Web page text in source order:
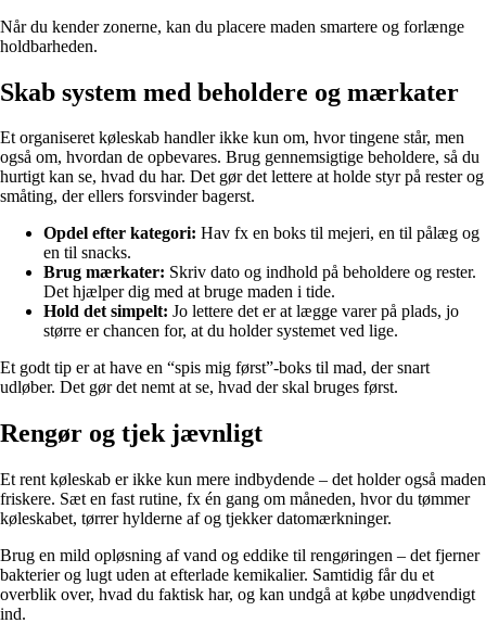
Når du kender zonerne, kan du placere maden smartere og forlænge
holdbarheden.
Skab system med beholdere og mærkater
Et organiseret køleskab handler ikke kun om, hvor tingene står, men
også om, hvordan de opbevares. Brug gennemsigtige beholdere, så du
hurtigt kan se, hvad du har. Det gør det lettere at holde styr på rester og
småting, der ellers forsvinder bagerst.
Opdel efter kategori: Hav fx en boks til mejeri, en til pålæg og
en til snacks.
Brug mærkater: Skriv dato og indhold på beholdere og rester.
Det hjælper dig med at bruge maden i tide.
Hold det simpelt: Jo lettere det er at lægge varer på plads, jo
større er chancen for, at du holder systemet ved lige.
Et godt tip er at have en “spis mig først”-boks til mad, der snart
udløber. Det gør det nemt at se, hvad der skal bruges først.
Rengør og tjek jævnligt
Et rent køleskab er ikke kun mere indbydende – det holder også maden
friskere. Sæt en fast rutine, fx én gang om måneden, hvor du tømmer
køleskabet, tørrer hylderne af og tjekker datomærkninger.
Brug en mild opløsning af vand og eddike til rengøringen – det fjerner
bakterier og lugt uden at efterlade kemikalier. Samtidig får du et
overblik over, hvad du faktisk har, og kan undgå at købe unødvendigt
ind.